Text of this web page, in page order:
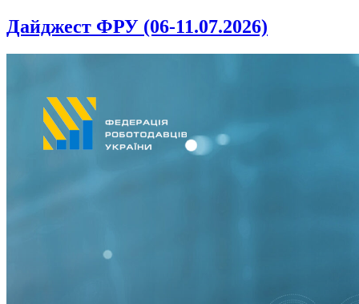
Дайджест ФРУ (06-11.07.2026)